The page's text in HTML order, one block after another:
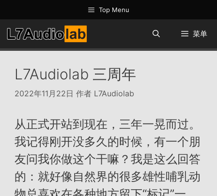
至
内
容
Top Menu
菜单
L7Audiolab 三周年
2022年11月22日 作者 L7Audiolab
从正式开站到现在，三年一晃而过。
我记得刚开没多久的时候，有一个朋
友问我你做这个干嘛？我是这么回答
的：就好像自然界的很多雄性哺乳动